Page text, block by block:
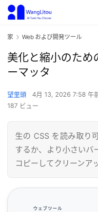
家 Web および開発ツール
美化と縮小のため
ーマッタ
望里頭 4月 13, 2026 7:58 午
187 ビュー
生の CSS を読み取り
するか、より小さいバ
コピーしてクリーンア
ウェブツール